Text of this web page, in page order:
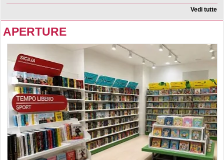
Vedi tutte
APERTURE